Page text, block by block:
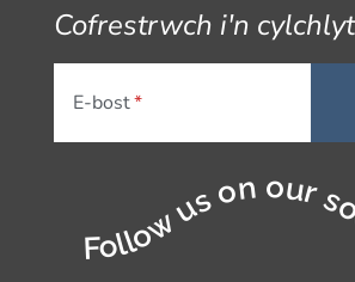
Cofrestrwch i'n
E-bost
Follow us on our